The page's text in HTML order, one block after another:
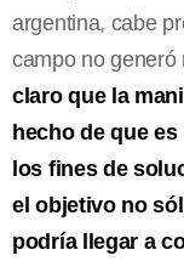
argentina, cabe
campo no generó
claro que la
hecho de que
los fines de
el objetivo no
podría llegar a